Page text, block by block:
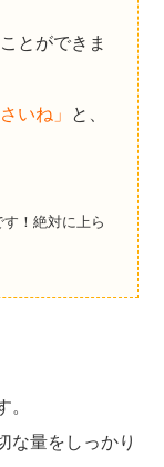
とができま
いね」
と、
！絶対に上ら
。
な量をしっかり